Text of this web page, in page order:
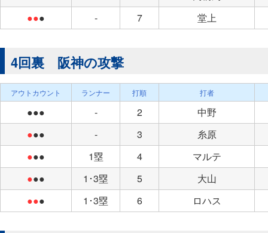
●●● - 7 堂上
4回裏 阪神の攻撃
アウトカウント ランナー 打順 打者
●●● - 2
中野
●●● - 3
糸原
●●● 1塁 4
マルテ
●●● 1･3塁 5
大山
●●● 1･3塁 6 ロハス